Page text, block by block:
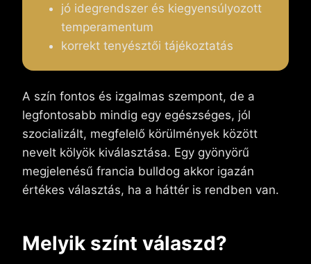
jó idegrendszer és kiegyensúlyozott
temperamentum
korrekt tenyésztői tájékoztatás
A szín fontos és izgalmas szempont, de a
legfontosabb mindig egy egészséges, jól
szocializált, megfelelő körülmények között
nevelt kölyök kiválasztása. Egy gyönyörű
megjelenésű francia bulldog akkor igazán
értékes választás, ha a háttér is rendben van.
Melyik színt válaszd?